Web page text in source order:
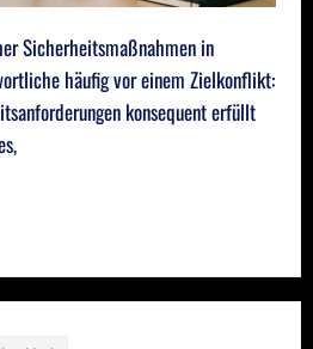
Sicherheitsmaßnahmen in
häufig vor einem Zielkonflikt:
konsequent erfüllt